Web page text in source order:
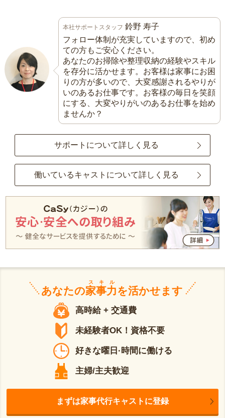
本社サポートスタッフ 鈴野 寿子
フォロー体制が充実していますので、初め
ての方もご安心ください。
あなたのお掃除や整理収納の経験やスキル
を存分に活かせます。お客様は家事にお困
りの方が多いので、大変感謝されるやりが
いのあるお仕事です。お客様の毎日を笑顔
にする、大変やりがいのあるお仕事を始め
ませんか？
サポートについて詳しく見る
働いているキャストについて詳しく見る
あなたの家事力
スキル
を活かせます
高時給 + 交通費
未経験者OK！資格不要
好きな曜日·時間に働ける
主婦/主夫歓迎
まずは家事代行キャストに登録